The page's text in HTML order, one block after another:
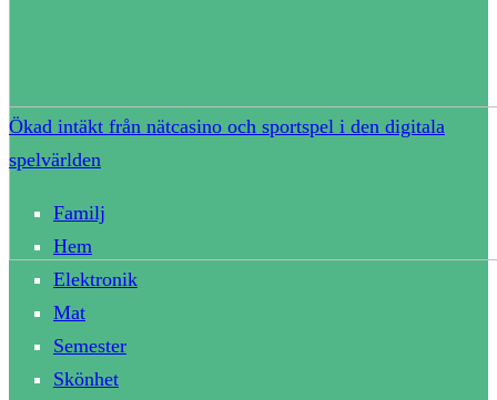
Ökad intäkt från nätcasino och sportspel i den digitala
spelvärlden
Familj
Hem
Elektronik
Mat
Semester
Skönhet